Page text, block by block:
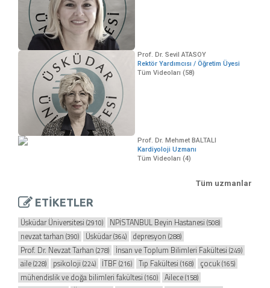
Prof. Dr. Sevil ATASOY
Rektör Yardımcısı / Öğretim Üyesi
Tüm Videoları (58)
Prof. Dr. Mehmet BALTALI
Kardiyoloji Uzmanı
Tüm Videoları (4)
Tüm uzmanlar
ETİKETLER
Üsküdar Üniversitesi (2910) NPİSTANBUL Beyin Hastanesi (508)
nevzat tarhan (390) Üsküdar(364) depresyon(288)
Prof. Dr. Nevzat Tarhan (278) İnsan ve Toplum Bilimleri Fakültesi (249)
aile(228) psikoloji (224) İTBF(216) Tıp Fakültesi(168) çocuk(165)
mühendislik ve doğa bilimleri fakültesi (160) Ailece(158)